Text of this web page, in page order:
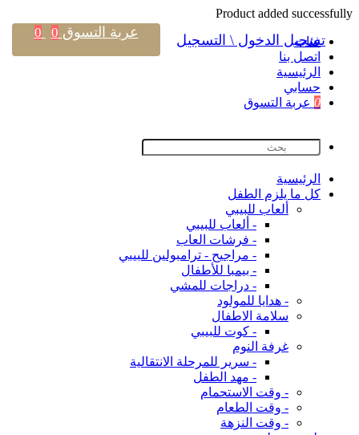
Product added successfully
فئات
اتصل بنا
اﻟﺮﺋﻴﺴﻴﺔ
حسابي
0 عربة التسوق
اﻟﺮﺋﻴﺴﻴﺔ
كل ما يلزم الطفل
ألعاب للبيبي
- ألعاب للبيبي
- فرشات العاب
- مراجيح - ترامبولين للبيبي
- بيمبا للأطفال
- دراجات للمشي
- هدايا للمولود
سلامة الاطفال
- كوت للبيبي
غرفة النوم
- سرير للمرحلة الانتقالية
- مهد الطفل
- وقت الاستحمام
- وقت الطعام
- وقت النزهة
تسجيل الدخول \ التسجيل عربة التسوق 0
0